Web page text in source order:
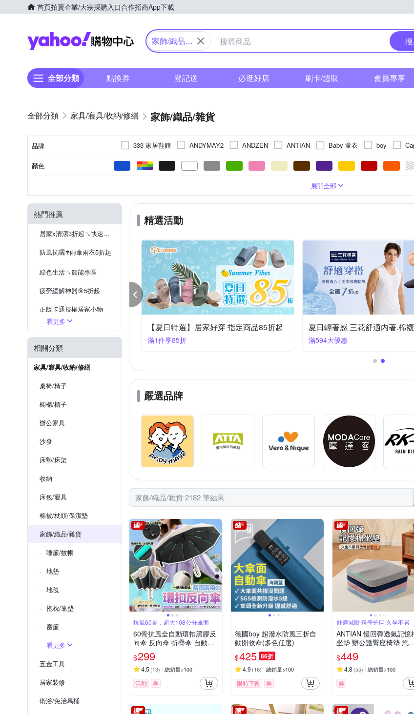
首頁拍賣企業/大宗採購入口合作招商App下載
Yahoo購物中心
家飾/織品/
全部分類 點換券 登記送 必逛好店 刷卡/超取 會員專享
家具/寢具/收納/修繕 家飾/織品/雜貨
品牌 333 家居鞋館 ANDYMAY2 ANDZEN ANTIAN Baby 童衣 boy
E.City
EZlife Febreze 風倍清 G+ 居家 IONIZER 達新牌 Imakara
SunFlower 三花
SHIMOYAMA 霜山 Style Time Leisure 品閒 TROMSO
棉花田
生活良品
顏色
節慶派對用品
雨鞋
節慶壁貼
7-8尺氣派聖誕樹
底座/展示台 抱枕套 拖鞋 斗篷雨衣 立鏡 節慶窗貼
22.5cm
珪藻/硅藻土地墊 地毯
沙發椅墊
多圖窗貼
超大傘面 防蚊
EVA/EPE/XPE
可黏貼；但商品不含背膠
展開全部
熱門推薦
居家x清潔3折起↘快速到貨
防風抗曬☂️雨傘雨衣5折起
綠色生活↘節能專區
疲勞緩解神器🎯5折起
正版卡通授權居家小物
停電防災必備
看更多
相關分類
家具/寢具/收納/修繕
桌椅/椅子
櫥櫃/櫃子
辦公家具
沙發
床墊/床架
收納
床包/寢具
棉被/枕頭/保潔墊
家飾/織品/雜貨
睡簾/蚊帳
地墊
地毯
抱枕/靠墊
窗簾
看更多
五金工具
居家裝修
衛浴/免治馬桶
精選活動
日常溫柔相伴💝【維諾妮卡】舒適禮遇9折起 【夏日特選】居家好穿 指定商品85折起
滿1件享85折 滿594大優惠
嚴選品牌
家飾/織品/雜貨 2182 筆結果
抗風60骨，超大108公分傘面
60骨抗風全自動環扣黑膠反
向傘 反向傘 折疊傘 自動傘
雨傘 遮陽傘 樂豐生活
$299
4.5 (13) 總銷量>100
活動 券
德國boy 超潑水防風三折自
動開收傘(多色任選)
$425 86折
4.9 (16) 總銷量>100
限時下殺 券
舒適減壓 科學分區 久坐不累
ANTIAN 慢回彈透氣記憶
坐墊 辦公護臀座椅墊 汽
久坐舒適屁股墊 學生教室
舍凳子墊
$449
4.8 (55) 總銷量>100
券